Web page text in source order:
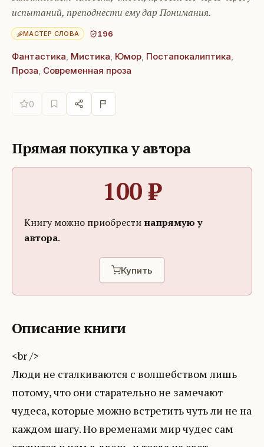
испытаний, преподнести ему дар Понимания.
МАСТЕР СЛОВА 196
Фантастика, Мистика, Юмор, Постапокалиптика,
Проза, Современная проза
0
Прямая покупка у автора
100₽
Книгу можно приобрести напрямую у
автора.
Купить
Описание книги
<br />
Люди не сталкиваются с волшебством лишь
потому, что они старательно не замечают
чудеса, которые можно встретить чуть ли не на
каждом шагу. Но временами мир чудес сам